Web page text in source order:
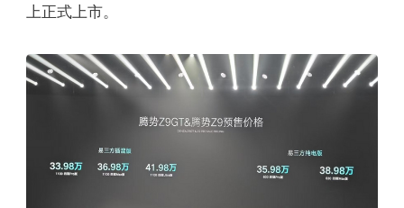
上正式上市。